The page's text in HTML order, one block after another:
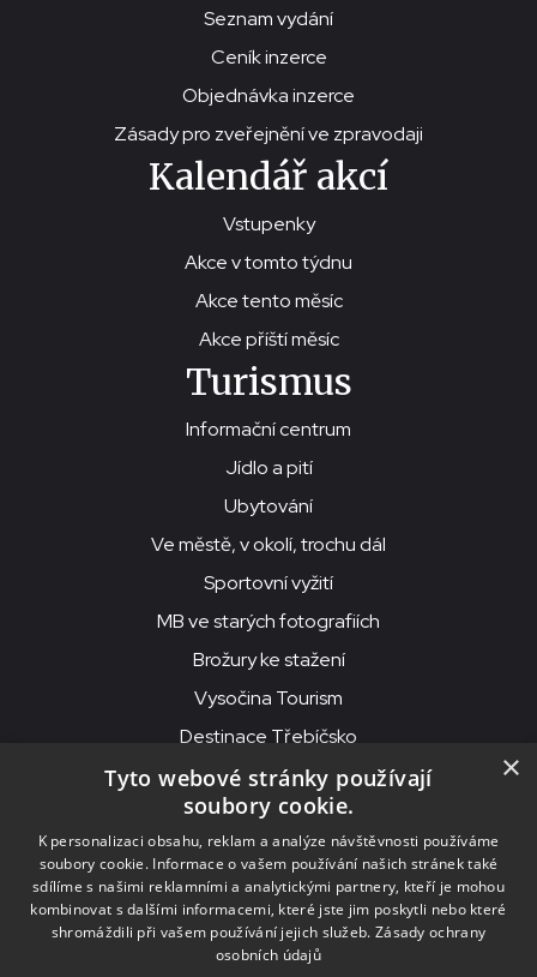
Seznam vydání
Ceník inzerce
Objednávka inzerce
Zásady pro zveřejnění ve zpravodaji
Kalendář akcí
Vstupenky
Akce v tomto týdnu
Akce tento měsíc
Akce příští měsíc
Turismus
Informační centrum
Jídlo a pití
Ubytování
Ve městě, v okolí, trochu dál
Sportovní vyžití
MB ve starých fotografiích
Brožury ke stažení
Vysočina Tourism
Destinace Třebíčsko
© 2026MKS Beseda Mor. Budějovice
MKS Beseda, příspěvková organizace, Purcnerova 62, 676 02
Moravské Budějovice
IČO: 00091758, DIČ: CZ00091758, ID datové schránky: chjn2kd
×
Tyto webové stránky používají
soubory cookie.
K personalizaci obsahu, reklam a analýze návštěvnosti používáme
soubory cookie. Informace o vašem používání našich stránek také
sdílíme s našimi reklamními a analytickými partnery, kteří je mohou
kombinovat s dalšími informacemi, které jste jim poskytli nebo které
shromáždili při vašem používání jejich služeb. Zásady ochrany
osobních údajů